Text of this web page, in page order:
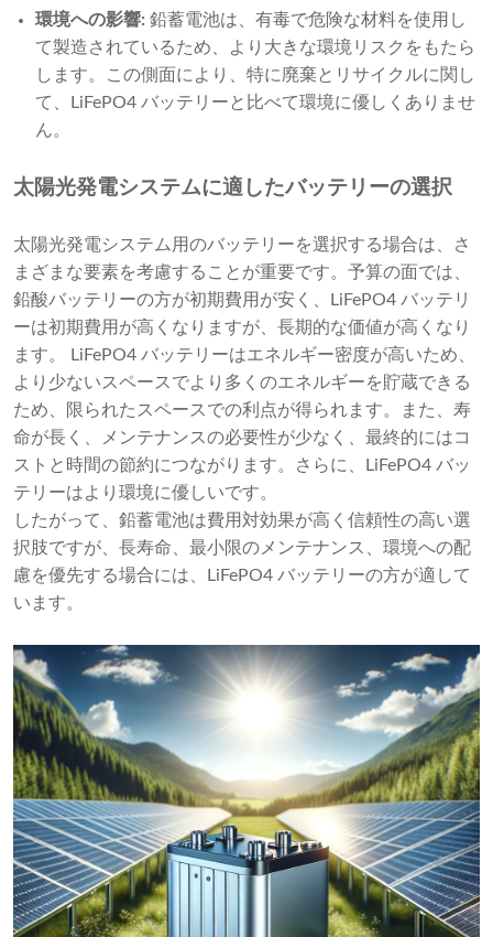
環境への影響: 鉛蓄電池は、有毒で危険な材料を使用し
て製造されているため、より大きな環境リスクをもたら
します。この側面により、特に廃棄とリサイクルに関し
て、LiFePO4 バッテリーと比べて環境に優しくありませ
ん。
太陽光発電システムに適したバッテリーの選択
太陽光発電システム用のバッテリーを選択する場合は、さ
まざまな要素を考慮することが重要です。予算の面では、
鉛酸バッテリーの方が初期費用が安く、LiFePO4 バッテリ
ーは初期費用が高くなりますが、長期的な価値が高くなり
ます。 LiFePO4 バッテリーはエネルギー密度が高いため、
より少ないスペースでより多くのエネルギーを貯蔵できる
ため、限られたスペースでの利点が得られます。また、寿
命が長く、メンテナンスの必要性が少なく、最終的にはコ
ストと時間の節約につながります。さらに、LiFePO4 バッ
テリーはより環境に優しいです。
したがって、鉛蓄電池は費用対効果が高く信頼性の高い選
択肢ですが、長寿命、最小限のメンテナンス、環境への配
慮を優先する場合には、LiFePO4 バッテリーの方が適して
います。